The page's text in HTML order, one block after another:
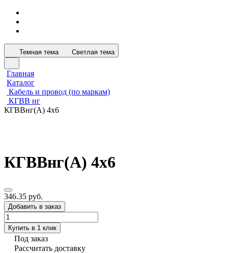
Темная тема Светлая тема
Главная
Каталог
Кабель и провод (по маркам)
КГВВ нг
КГВВнг(А) 4х6
КГВВнг(А) 4х6
346.35 руб.
Добавить в заказ
Купить в 1 клик
Под заказ
Рассчитать доставку